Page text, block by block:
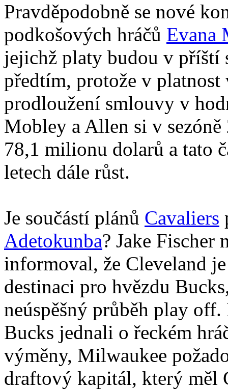
Pravděpodobně se nové
podkošových hráčů Evana
jejichž platy budou v příští
předtím, protože v
prodloužení smlouvy v
Mobley a Allen si v
78,1 milionu dolarů a tato
letech dále růst.
Je součástí plánů Cavaliers
Adetokunba? Jake Fischer
informoval, že Cleveland
destinaci pro hvězdu
neúspěšný průběh play
Bucks jednali o řeckém
výměny, Milwaukee
draftový kapitál, který měl